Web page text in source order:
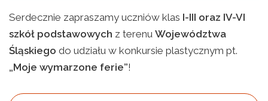
Serdecznie zapraszamy uczniów klas I-III oraz IV-VI
szkół podstawowych z terenu Województwa
Śląskiego do udziału w konkursie plastycznym pt.
„Moje wymarzone ferie”!